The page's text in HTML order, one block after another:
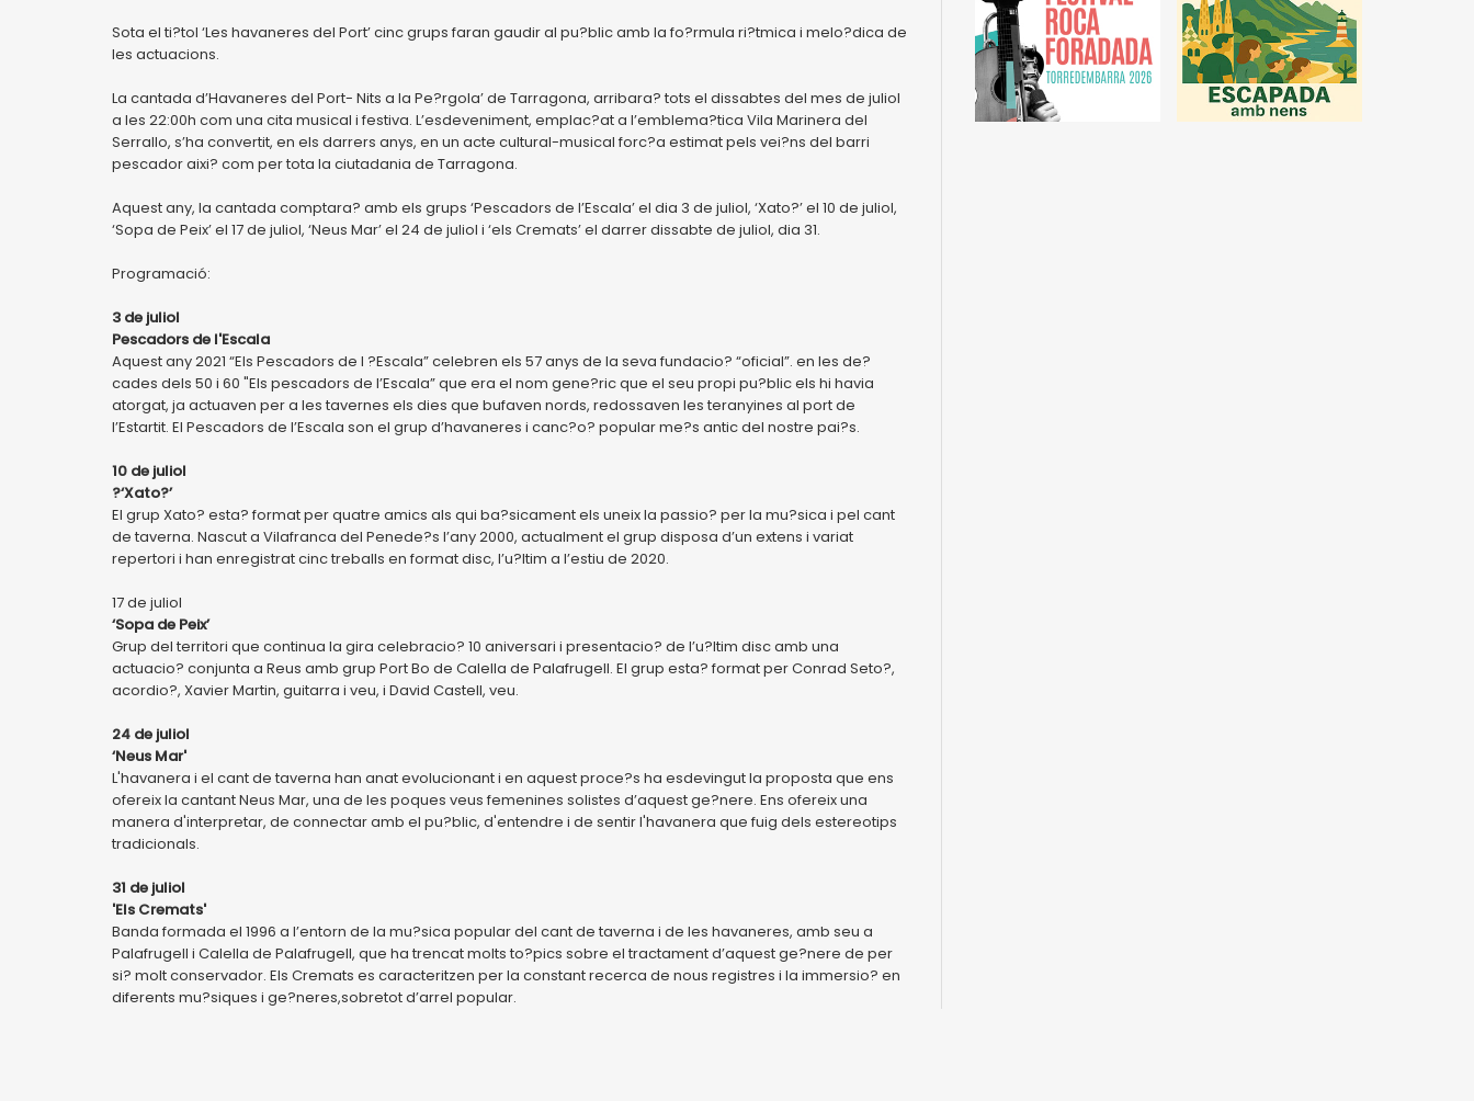
Sota el ti?tol ‘Les havaneres del Port’ cinc grups faran gaudir al pu?blic amb la fo?rmula ri?tmica i melo?dica de
les actuacions.
La cantada d’Havaneres del Port- Nits a la Pe?rgola’ de Tarragona, arribara? tots el dissabtes del mes de juliol
a les 22:00h com una cita musical i festiva. L’esdeveniment, emplac?at a l’emblema?tica Vila Marinera del
Serrallo, s’ha convertit, en els darrers anys, en un acte cultural-musical forc?a estimat pels vei?ns del barri
pescador aixi? com per tota la ciutadania de Tarragona.
Aquest any, la cantada comptara? amb els grups ‘Pescadors de l’Escala’ el dia 3 de juliol, ‘Xato?’ el 10 de juliol,
‘Sopa de Peix’ el 17 de juliol, ‘Neus Mar’ el 24 de juliol i ‘els Cremats’ el darrer dissabte de juliol, dia 31.
Programació:
3 de juliol
Pescadors de l'Escala
Aquest any 2021 “Els Pescadors de l ?Escala” celebren els 57 anys de la seva fundacio? “oficial”. en les de?
cades dels 50 i 60 "Els pescadors de l’Escala” que era el nom gene?ric que el seu propi pu?blic els hi havia
atorgat, ja actuaven per a les tavernes els dies que bufaven nords, redossaven les teranyines al port de
l’Estartit. El Pescadors de l’Escala son el grup d’havaneres i canc?o? popular me?s antic del nostre pai?s.
10 de juliol
?‘Xato?’
El grup Xato? esta? format per quatre amics als qui ba?sicament els uneix la passio? per la mu?sica i pel cant
de taverna. Nascut a Vilafranca del Penede?s l’any 2000, actualment el grup disposa d’un extens i variat
repertori i han enregistrat cinc treballs en format disc, l’u?ltim a l’estiu de 2020.
17 de juliol
‘Sopa de Peix’
Grup del territori que continua la gira celebracio? 10 aniversari i presentacio? de l’u?ltim disc amb una
actuacio? conjunta a Reus amb grup Port Bo de Calella de Palafrugell. El grup esta? format per Conrad Seto?,
acordio?, Xavier Martin, guitarra i veu, i David Castell, veu.
24 de juliol
‘Neus Mar'
L'havanera i el cant de taverna han anat evolucionant i en aquest proce?s ha esdevingut la proposta que ens
ofereix la cantant Neus Mar, una de les poques veus femenines solistes d’aquest ge?nere. Ens ofereix una
manera d'interpretar, de connectar amb el pu?blic, d'entendre i de sentir l'havanera que fuig dels estereotips
tradicionals.
31 de juliol
'Els Cremats'
Banda formada el 1996 a l’entorn de la mu?sica popular del cant de taverna i de les havaneres, amb seu a
Palafrugell i Calella de Palafrugell, que ha trencat molts to?pics sobre el tractament d’aquest ge?nere de per
si? molt conservador. Els Cremats es caracteritzen per la constant recerca de nous registres i la immersio? en
diferents mu?siques i ge?neres,sobretot d’arrel popular.